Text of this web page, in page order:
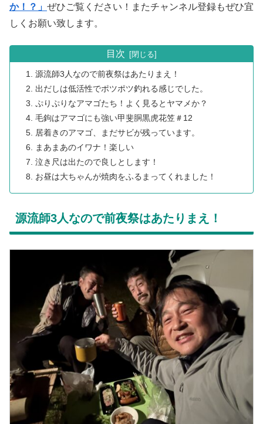
か！？」 ぜひご覧ください！またチャンネル登録もぜひ宜
しくお願い致します。
目次
源流師3人なので前夜祭はあたりまえ！
出だしは低活性でポツポツ釣れる感じでした。
ぷりぷりなアマゴたち！よく見るとヤマメか？
毛鉤はアマゴにも強い甲斐胴黒虎花笠＃12
居着きのアマゴ、まだサビが残っています。
まあまあのイワナ！楽しい
泣き尺は出たので良しとします！
お昼は大ちゃんが焼肉をふるまってくれました！
源流師3人なので前夜祭はあたりまえ！